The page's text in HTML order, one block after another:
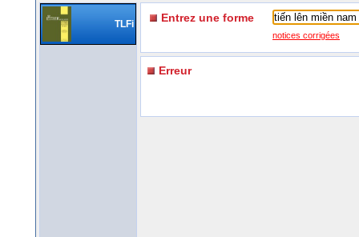
TLFi Entrez une forme
notices corrigées
Erreur